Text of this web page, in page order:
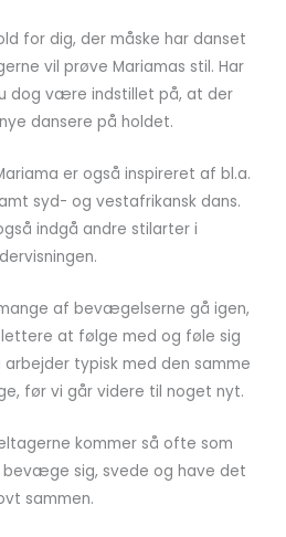
for dig, der måske har danset
vil prøve Mariamas stil. Har
dog være indstillet på, at der
dansere på holdet.
er også inspireret af bl.a.
syd- og vestafrikansk dans.
indgå andre stilarter i
af bevægelserne gå igen,
at følge med og føle sig
arbejder typisk med den samme
før vi går videre til noget nyt.
kommer så ofte som
sig, svede og have det
sammen.